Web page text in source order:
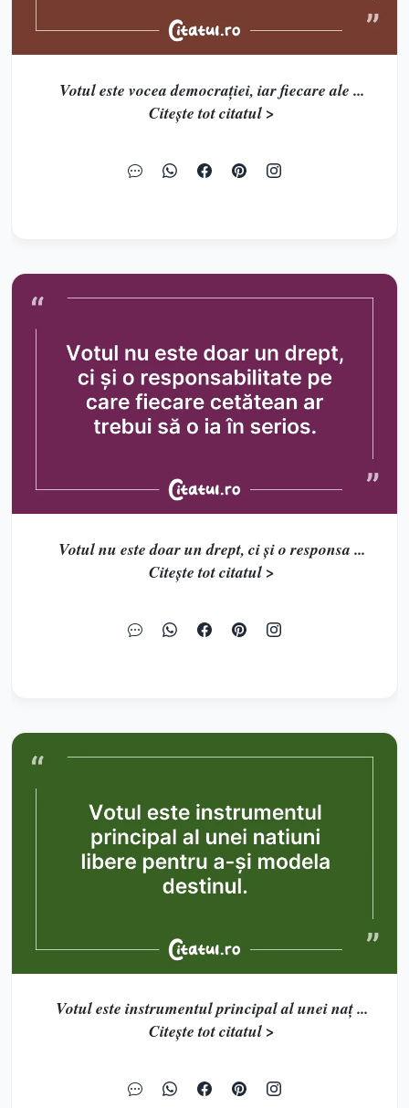
Votul este vocea democrației, iar fiecare ale ...
Citește tot citatul >
Votul nu este doar un drept, ci și o responsa ...
Citește tot citatul >
Votul este instrumentul principal al unei naț ...
Citește tot citatul >